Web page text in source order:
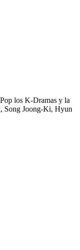
los K-Dramas y la
Song Joong-Ki, Hyun